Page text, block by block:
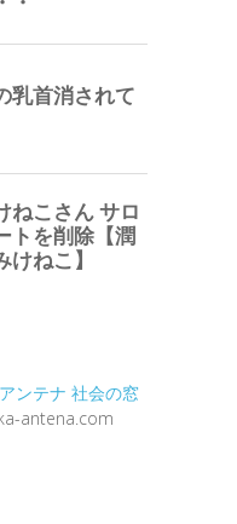
ンテナ 社会の窓
antena.com